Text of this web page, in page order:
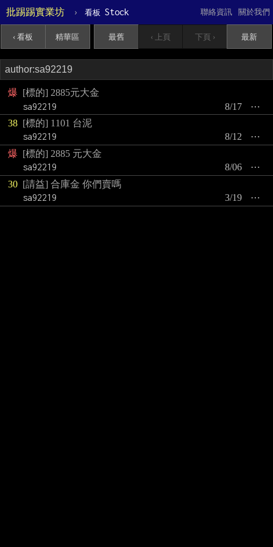
批踢踢實業坊 › 看板 Stock 關於我們
聯絡資訊
‹ 看板 精華區 最舊 ‹ 上頁 下頁 › 最新
爆 [標的] 2885元大金
sa92219
⋯
8/17
38 [標的] 1101 台泥
sa92219
⋯
8/12
爆 [標的] 2885 元大金
sa92219
⋯
8/06
30 [請益] 合庫金 你們賣嗎
sa92219
⋯
3/19